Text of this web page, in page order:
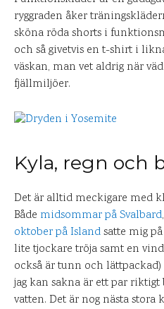
ryggraden åker
sköna röda shorts i
och så givetvis en t-shirt i
väskan, man vet aldrig när
fjällmiljöer.
Kyla, regn och
Det är alltid meckigare med
Både midsommar på Svalbard,
oktober på Islandsatte mig
lite tjockare tröja samt en
också är tunn och
jag kan sakna är ett par
vatten. Det är nog nästa stora